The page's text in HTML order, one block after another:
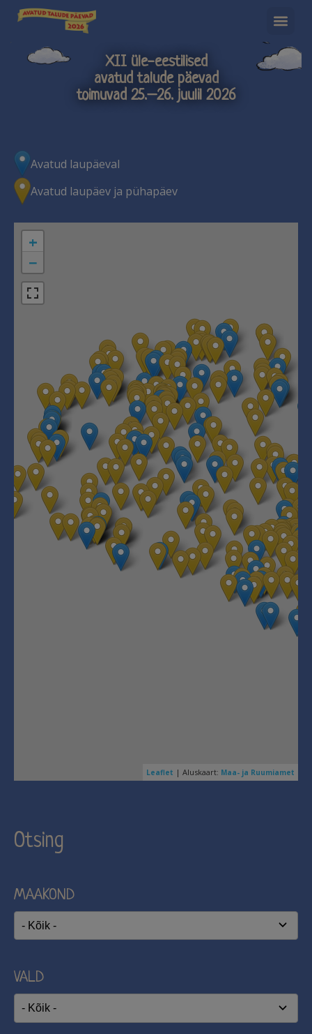
XII üle-eestilised
avatud talude päevad
toimuvad 25.–26. juulil 2026
Avatud laupäeval
Avatud laupäev ja pühapäev
+
−
Leaflet | Aluskaart: Maa- ja Ruumiamet
Otsing
MAAKOND
VALD